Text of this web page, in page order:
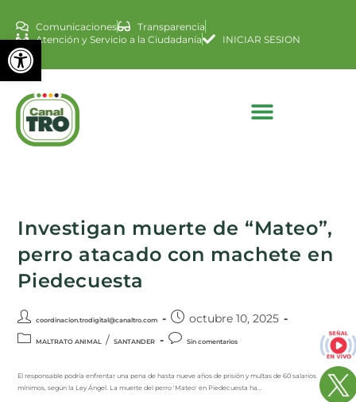
Abrir barra de
Comunicaciones
Transparencia
Atención y Servicio a la Ciudadanía
INICIAR SESION
Investigan muerte de “Mateo”,
perro atacado con machete en
Piedecuesta
coordinacion.trodigital@canaltro.com octubre 10, 2025
MALTRATO ANIMAL / SANTANDER Sin comentarios
El responsable podría enfrentar una pena de hasta nueve años de prisión y multas de 60 salarios
mínimos, según la Ley Ángel. La muerte del perro 'Mateo' en Piedecuesta ha…